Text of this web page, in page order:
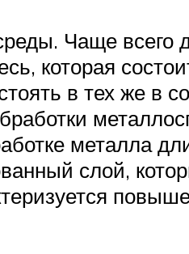
Чаще всего
которая
в тех же в
металла
слой,